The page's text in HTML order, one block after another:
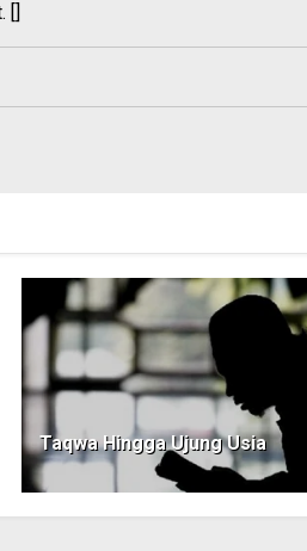
[]
Taqwa Hingga Ujung Usia